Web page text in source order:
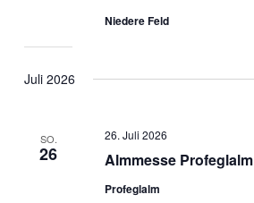
Niedere Feld
Juli 2026
SO.
26 Almmesse Profeglalm
26. Juli 2026
Profeglalm